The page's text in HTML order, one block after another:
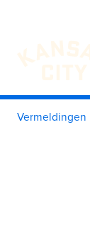
Bezoek KC
Vermeldingen